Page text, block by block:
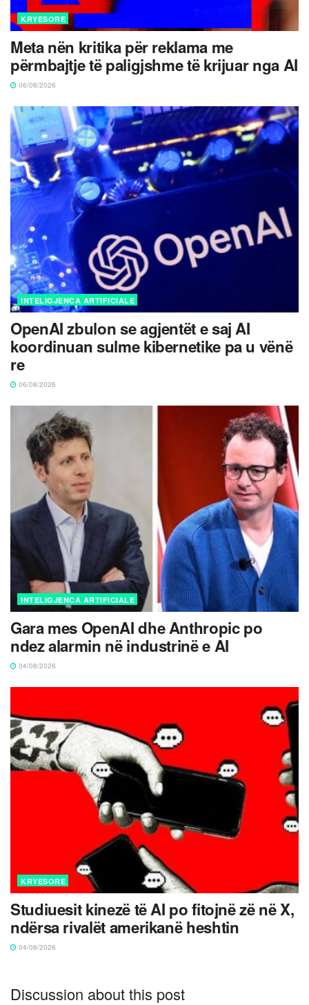
KRYESORE
Meta nën kritika për reklama me
përmbajtje të paligjshme të krijuar nga AI
06/08/2026
INTELIGJENCA ARTIFICIALE
OpenAI zbulon se agjentët e saj AI
koordinuan sulme kibernetike pa u vënë
re
06/08/2026
INTELIGJENCA ARTIFICIALE
Gara mes OpenAI dhe Anthropic po
ndez alarmin në industrinë e AI
04/08/2026
KRYESORE
Studiuesit kinezë të AI po fitojnë zë në X,
ndërsa rivalët amerikanë heshtin
04/08/2026
Discussion about this post